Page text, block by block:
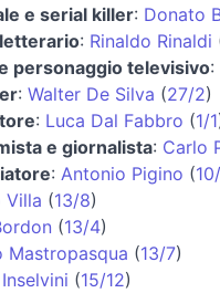
e serial killer: Donato
: Rinaldo Rinaldi
personaggio televisivo:
: Walter De Silva (27/2)
: Luca Dal Fabbro (1/1
e giornalista: Carlo
: Antonio Pigino (
Villa (13/8)
(13/4)
Mastropasqua (13/7)
(15/12)